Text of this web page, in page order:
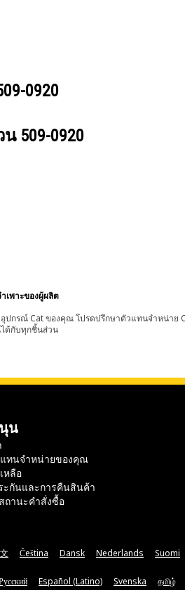
0920
น 509-0920
พาะของผู้ผลิต
ปกรณ์ Cat ของคุณ โปรดปรึกษาตัวแทนจำหน่า
ด้กับทุกชิ้นส่วน
น
ทนจำหน่ายของคุณ
หลือ
ะกันและการคืนสินค้า
ถานะคำสั่งซื้อ
Čeština Dansk Nederlands Suomi
Español (Latino) Svenska தமிழ்